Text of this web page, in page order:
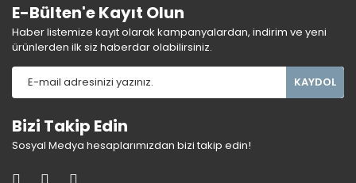
E-Bülten'e Kayıt Olun
Haber listemize kayıt olarak kampanyalardan, indirim ve yeni
ürünlerden ilk siz haberdar olabilirsiniz.
KAYDOL
Bizi Takip Edin
Sosyal Medya hesaplarımızdan bizi takip edin!